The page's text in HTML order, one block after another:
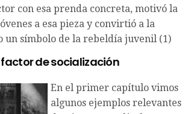
con esa prenda concreta, motivó la
a esa pieza y convirtió a la
un símbolo de la rebeldía juvenil (1)
factor de socialización
En el primer capítulo vimos
algunos ejemplos relevantes